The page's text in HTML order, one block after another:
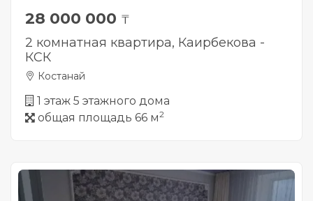
28 000 000 ₸
2 комнатная квартира, Каирбекова -
КСК
Костанай
1 этаж 5 этажного дома
общая площадь 66 м2